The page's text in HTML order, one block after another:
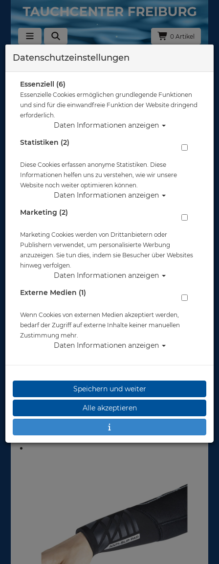
0 Artikel
Zurück
Datenschutzeinstellungen
Essenziell (6)
Essenzielle Cookies ermöglichen grundlegende Funktionen
und sind für die einwandfreie Funktion der Website dringend
erforderlich.
Daten Informationen anzeigen
Statistiken (2)
Diese Cookies erfassen anonyme Statistiken. Diese
Informationen helfen uns zu verstehen, wie wir unsere
Website noch weiter optimieren können.
Daten Informationen anzeigen
Marketing (2)
Marketing Cookies werden von Drittanbietern oder
Publishern verwendet, um personalisierte Werbung
anzuzeigen. Sie tun dies, indem sie Besucher über Websites
hinweg verfolgen.
Daten Informationen anzeigen
Externe Medien (1)
Wenn Cookies von externen Medien akzeptiert werden,
bedarf der Zugriff auf externe Inhalte keiner manuellen
Zustimmung mehr.
Daten Informationen anzeigen
Speichern und weiter
Alle akzeptieren